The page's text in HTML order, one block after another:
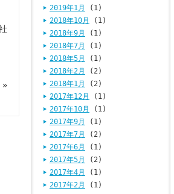
»
2019年1月
(1)
2018年10月
(1)
2018年9月
(1)
2018年7月
(1)
2018年5月
(1)
2018年2月
(2)
2018年1月
(2)
2017年12月
(1)
2017年10月
(1)
2017年9月
(1)
2017年7月
(2)
2017年6月
(1)
2017年5月
(2)
2017年4月
(1)
2017年2月
(1)